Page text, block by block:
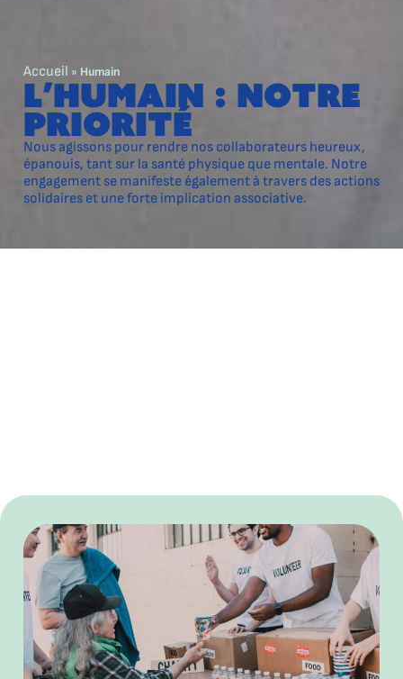
Accueil » Humain
L’humain : notre
priorité
Nous agissons pour rendre nos collaborateurs heureux,
épanouis, tant sur la santé physique que mentale. Notre
engagement se manifeste également à travers des actions
solidaires et une forte implication associative.